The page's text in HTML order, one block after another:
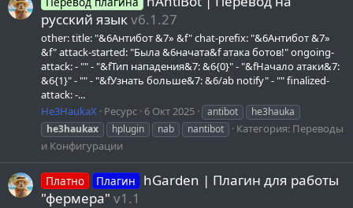
русский языкv6.1.27
other: title: "&6Антибот &7» &f" chat-prefix: "&6Антибот &7»
&f" attack-started: "Была &6начата&f атака ботов!" ongoing-
attack: - "" - "&fТип нападения&7: &6{0}" - "&fНачало атаки&7:
&6{1}" - "" - "&fУзнать больше&7: &6/ab notify" - "" finalized-
attack: -...
He3HaukaX Ресурс 6 Окт 2025 antibot
he3hauka
he3haukax
hplugin nab nantibot Категория: Переводы
и Конфигурации
Платно Плагин
hGarden | Плагин для работы
"фермера" v1.1